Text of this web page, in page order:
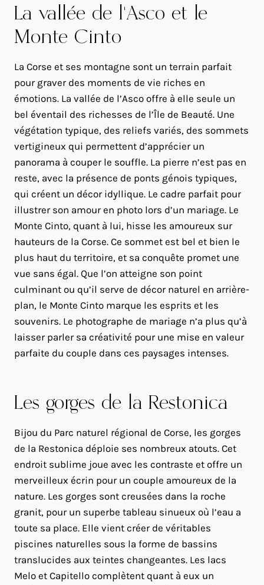
La vallée de l’Asco et le
Monte Cinto
La Corse et ses montagne sont un terrain parfait
pour graver des moments de vie riches en
émotions. La vallée de l’Asco offre à elle seule un
bel éventail des richesses de l’Île de Beauté. Une
végétation typique, des reliefs variés, des sommets
vertigineux qui permettent d’apprécier un
panorama à couper le souffle. La pierre n’est pas en
reste, avec la présence de ponts génois typiques,
qui créent un décor idyllique. Le cadre parfait pour
illustrer son amour en photo lors d’un mariage. Le
Monte Cinto, quant à lui, hisse les amoureux sur
hauteurs de la Corse. Ce sommet est bel et bien le
plus haut du territoire, et sa conquête promet une
vue sans égal. Que l’on atteigne son point
culminant ou qu’il serve de décor naturel en arrière-
plan, le Monte Cinto marque les esprits et les
souvenirs. Le photographe de mariage n’a plus qu’à
laisser parler sa créativité pour une mise en valeur
parfaite du couple dans ces paysages intenses.
Les gorges de la Restonica
Bijou du Parc naturel régional de Corse, les gorges
de la Restonica déploie ses nombreux atouts. Cet
endroit sublime joue avec les contraste et offre un
merveilleux écrin pour un couple amoureux de la
nature. Les gorges sont creusées dans la roche
granit, pour un superbe tableau sinueux où l’eau a
toute sa place. Elle vient créer de véritables
piscines naturelles sous la forme de bassins
translucides aux teintes changeantes. Les lacs
Melo et Capitello complètent quant à eux un